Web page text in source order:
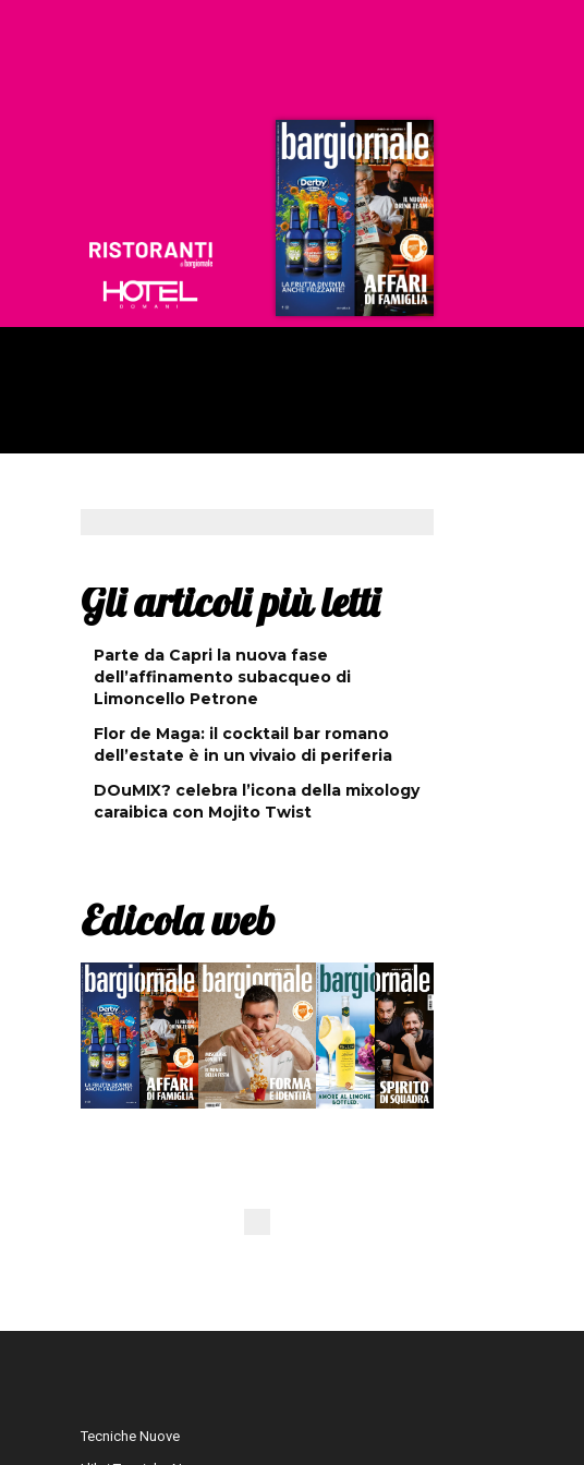
Ristoranti
Hoteldomani
Gli articoli più letti
Parte da Capri la nuova fase
dell’affinamento subacqueo di
Limoncello Petrone
Flor de Maga: il cocktail bar romano
dell’estate è in un vivaio di periferia
DOuMIX? celebra l’icona della mixology
caraibica con Mojito Twist
Edicola web
Tecniche Nuove